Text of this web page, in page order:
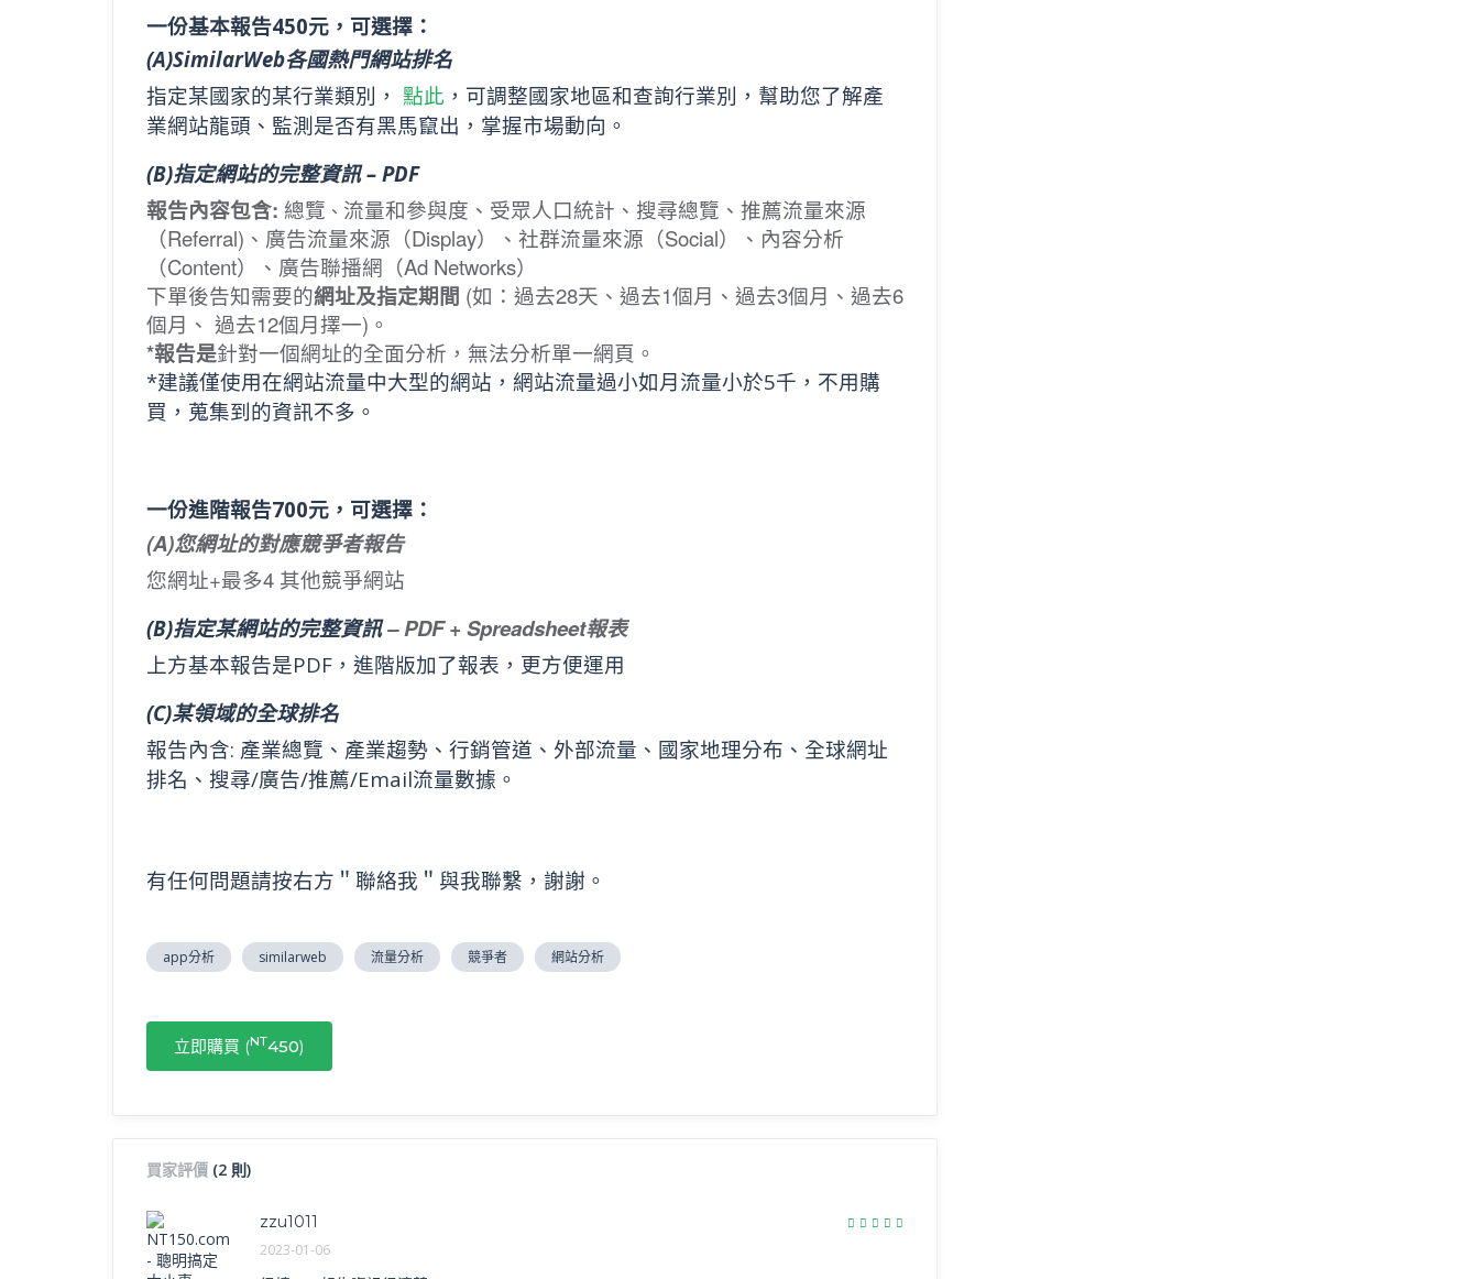
一份基本報告450元，可選擇：
(A)SimilarWeb各國熱門網站排名
指定某國家的某行業類別， 點此 ，可調整國家地區和查詢行業別，幫助您了解產
業網站龍頭、監測是否有黑馬竄出，掌握市場動向。
(B)指定網站的完整資訊 – PDF
報告內容包含: 總覽 、 流量和參與度、受眾人口統計、搜尋總覽、推薦流量來源
（Referral)、廣告流量來源（Display）、社群流量來源（Social）、內容分析
（Content）、廣告聯播網（Ad Networks）
下單後告知需要的網址及指定期間 (如：過去28天、過去1個月、過去3個月、過去6
個月、 過去12個月擇一)。
*報告是針對一個網址的全面分析，無法分析單一網頁。
*建議僅使用在網站流量中大型的網站，網站流量過小如月流量小於5千，不用購
買，蒐集到的資訊不多。
一份進階報告700元，可選擇：
(A)您網址的對應競爭者報告
您網址+最多4 其他競爭網站
(B)指定某網站的完整資訊– PDF + Spreadsheet報表
上方基本報告是PDF，進階版加了報表，更方便運用
(C)某領域的全球排名
報告內含: 產業總覽、產業趨勢、行銷管道、外部流量、國家地理分布、全球網址
排名、搜尋/廣告/推薦/Email流量數據。
有任何問題請按右方＂聯絡我＂與我聯繫，謝謝。
app分析 similarweb 流量分析 競爭者 網站分析
立即購買 (NT450)
買家評價 (2 則)
zzu1011
2023-01-06